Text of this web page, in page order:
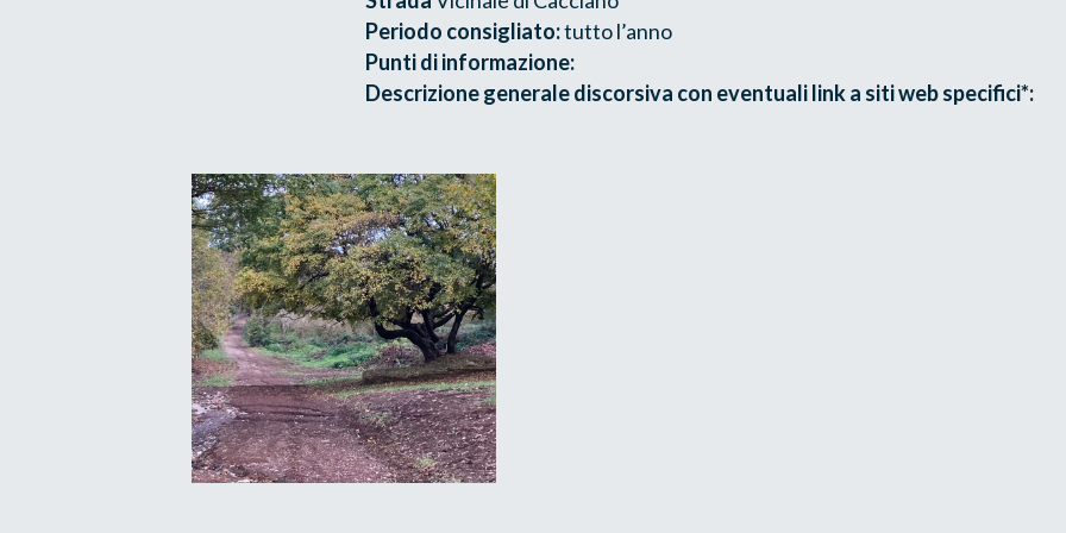
Periodo consigliato:tutto l’anno
Punti di informazione:
Descrizione generale discorsiva con eventuali link a siti web specifici*: